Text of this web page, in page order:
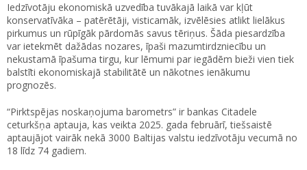
Iedzīvotāju ekonomiskā uzvedība tuvākajā laikā var kļūt
konservatīvāka – patērētāji, visticamāk, izvēlēsies atlikt lielākus
pirkumus un rūpīgāk pārdomās savus tēriņus. Šāda piesardzība
var ietekmēt dažādas nozares, īpaši mazumtirdzniecību un
nekustamā īpašuma tirgu, kur lēmumi par iegādēm bieži vien tiek
balstīti ekonomiskajā stabilitātē un nākotnes ienākumu
prognozēs.
“Pirktspējas noskaņojuma barometrs” ir bankas Citadele
ceturkšņa aptauja, kas veikta 2025. gada februārī, tiešsaistē
aptaujājot vairāk nekā 3000 Baltijas valstu iedzīvotāju vecumā no
18 līdz 74 gadiem.